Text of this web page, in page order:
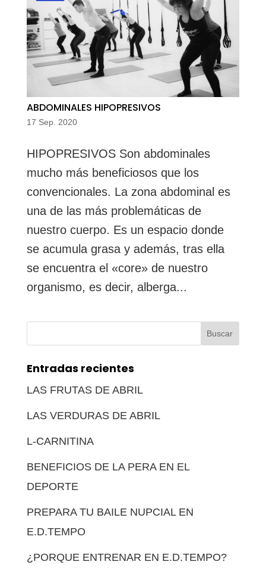
ABDOMINALES HIPOPRESIVOS
17 Sep. 2020
HIPOPRESIVOS Son abdominales
mucho más beneficiosos que los
convencionales. La zona abdominal es
una de las más problemáticas de
nuestro cuerpo. Es un espacio donde
se acumula grasa y además, tras ella
se encuentra el «core» de nuestro
organismo, es decir, alberga...
Entradas recientes
LAS FRUTAS DE ABRIL
LAS VERDURAS DE ABRIL
L-CARNITINA
BENEFICIOS DE LA PERA EN EL
DEPORTE
PREPARA TU BAILE NUPCIAL EN
E.D.TEMPO
¿PORQUE ENTRENAR EN E.D.TEMPO?